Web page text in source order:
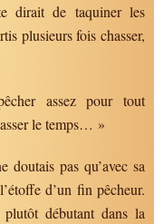
dirait de taquiner les
plusieurs fois chasser,
assez pour tout
le temps… »
doutais pas qu’avec sa
d’un fin pêcheur.
débutant dans la